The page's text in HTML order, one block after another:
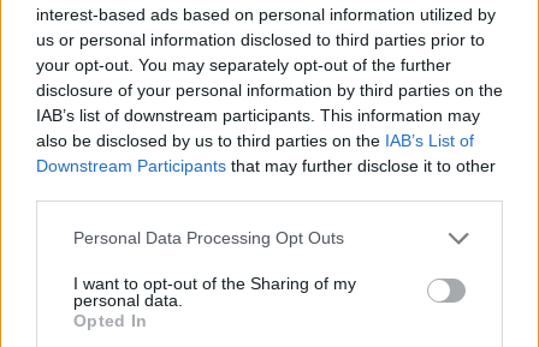
interest-based ads based on personal information utilized by
us or personal information disclosed to third parties prior to
your opt-out. You may separately opt-out of the further
disclosure of your personal information by third parties on the
IAB’s list of downstream participants. This information may
also be disclosed by us to third parties on the IAB’s List of
Downstream Participants that may further disclose it to other
Please note that this website/app uses one or more Google
not limited to your visit or usage behaviour. You may click to
grant or deny consent to Google and its third-party tags to
use your data for below specified purposes in below Google
Personal Data Processing Opt Outs
I want to opt-out of the Sharing of my
personal data.
Opted In
superiore.
Quindi devi andare a una scuola di medicina
universitaria e completare una laurea in medicina,
che in genere richiede dai quattro ai cinque anni,
sebbene alcuni college ora offrano corsi di laurea
accelerati per i candidati con lauree in scienze
pertinenti.
Una volta ottenuta la tua brillante laurea in
medicina, dovrai fare almeno altri 5 anni di studi